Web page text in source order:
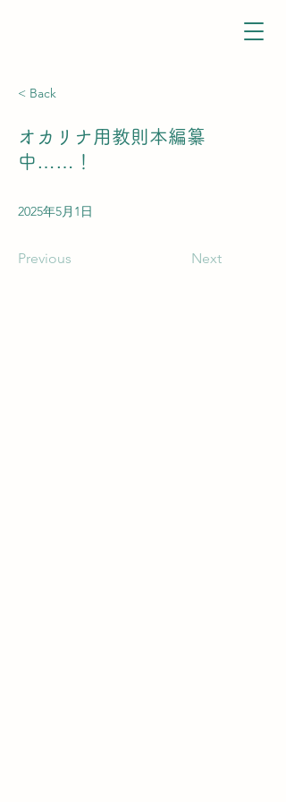
< Back
オカリナ用教則本編纂
中……！
2025年5月1日
Previous Next